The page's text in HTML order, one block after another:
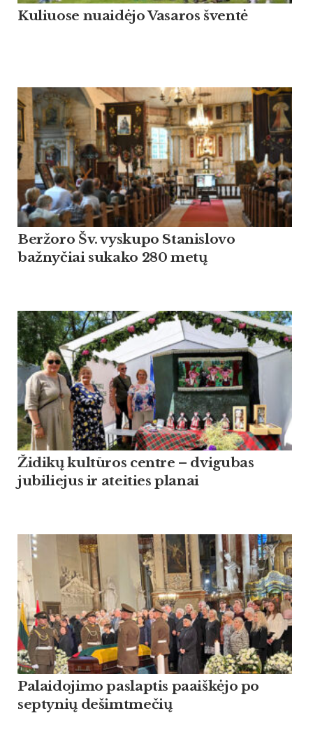
Kuliuose nuaidėjo Vasaros šventė
Beržoro Šv. vyskupo Stanislovo
bažnyčiai sukako 280 metų
Židikų kultūros centre – dvigubas
jubiliejus ir ateities planai
Palaidojimo paslaptis paaiškėjo po
septynių dešimtmečių